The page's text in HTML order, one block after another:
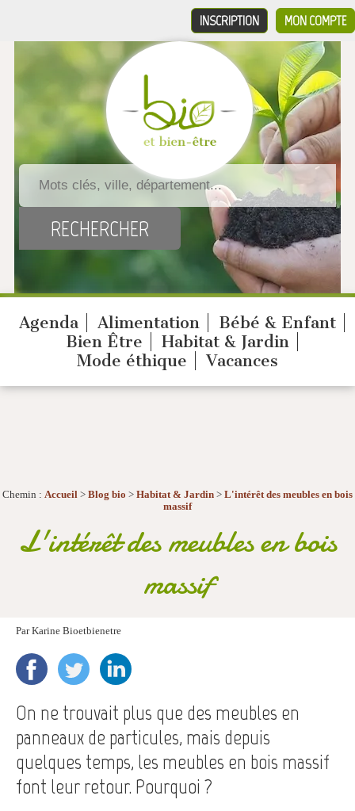
MON COMPTE
INSCRIPTION
Agenda Alimentation
Bébé & Enfant
Bien Être
Habitat & Jardin
Mode éthique
Vacances
Chemin : Accueil > Blog bio > Habitat & Jardin > L'intérêt des meubles en bois
massif
L'intérêt des meubles en bois
massif
ParKarine Bioetbienetre
On ne trouvait plus que des meubles en
panneaux de particules, mais depuis
quelques temps, les meubles en bois massif
font leur retour. Pourquoi ?